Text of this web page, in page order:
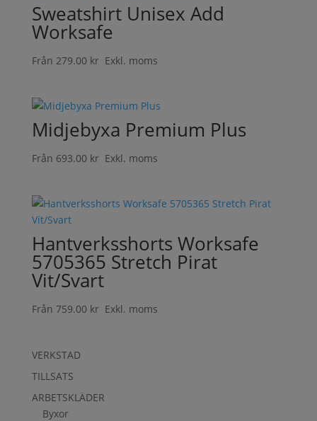
Sweatshirt Unisex Add
Worksafe
Från 279.00 krExkl. moms
Midjebyxa Premium Plus
Från 693.00 krExkl. moms
Hantverksshorts Worksafe
5705365 Stretch Pirat
Vit/Svart
Från 759.00 krExkl. moms
VERKSTAD
TILLSATS
ARBETSKLÄDER
Byxor